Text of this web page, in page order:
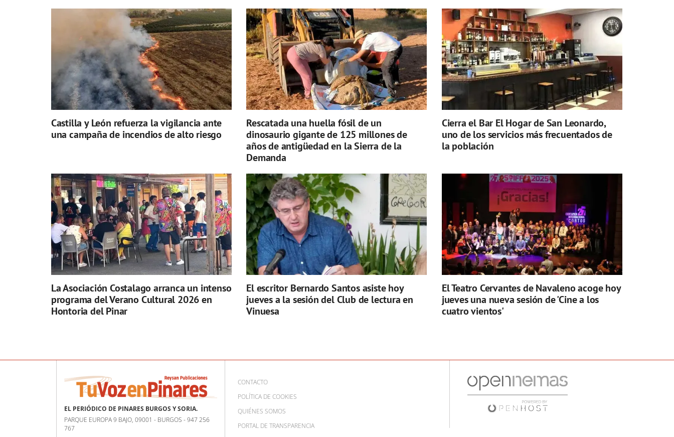
Castilla y León refuerza la vigilancia ante
una campaña de incendios de alto riesgo
Rescatada una huella fósil de un
dinosaurio gigante de 125 millones de
años de antigüedad en la Sierra de la
Demanda
Cierra el Bar El Hogar de San Leonardo,
uno de los servicios más frecuentados de
la población
La Asociación Costalago arranca un intenso
programa del Verano Cultural 2026 en
Hontoria del Pinar
El escritor Bernardo Santos asiste hoy
jueves a la sesión del Club de lectura en
Vinuesa
El Teatro Cervantes de Navaleno acoge hoy
jueves una nueva sesión de 'Cine a los
cuatro vientos'
EL PERIÓDICO DE PINARES BURGOS Y SORIA.
PARQUE EUROPA 9 BAJO, 09001 - BURGOS - 947 256
767
CONTACTO
POLÍTICA DE COOKIES
QUIÉNES SOMOS
PORTAL DE TRANSPARENCIA